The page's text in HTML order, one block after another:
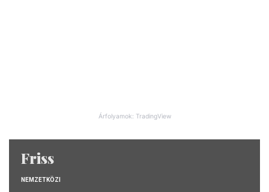
Árfolyamok: TradingView
Friss
NEMZETKÖZI